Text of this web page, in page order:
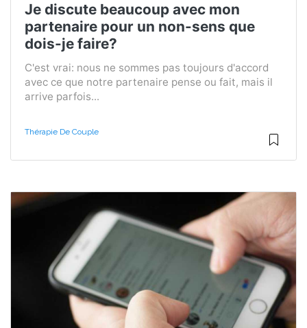
Je discute beaucoup avec mon
partenaire pour un non-sens que
dois-je faire?
C'est vrai: nous ne sommes pas toujours d'accord
avec ce que notre partenaire pense ou fait, mais il
arrive parfois...
Thérapie De Couple